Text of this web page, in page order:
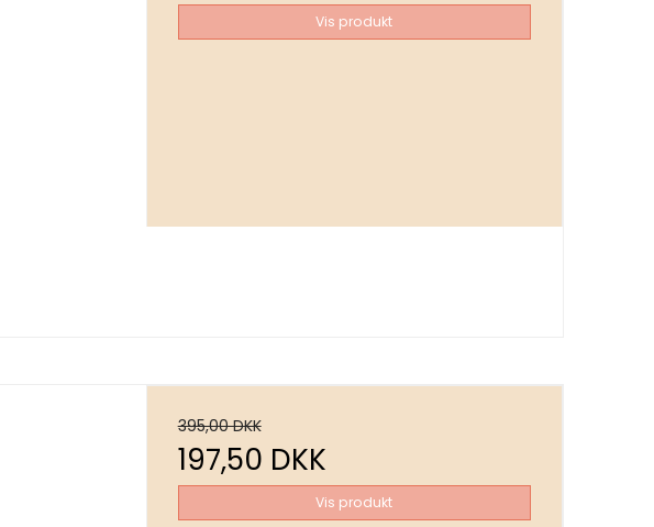
Vis produkt
395,00 DKK
197,50 DKK
Vis produkt